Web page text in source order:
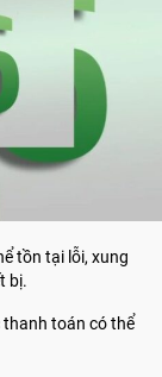
tồn tại lỗi, xung
bị.
toán có thể